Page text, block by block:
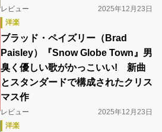
レビュー
2025年12月23日
洋楽
ブラッド・ペイズリー（Brad
Paisley）『Snow Globe Town』男
臭く優しい歌がかっこいい! 新曲
とスタンダードで構成されたクリス
マス作
レビュー
2025年12月23日
洋楽